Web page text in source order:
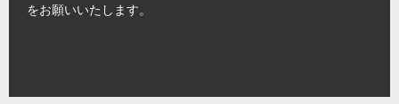
をお願いいたします。